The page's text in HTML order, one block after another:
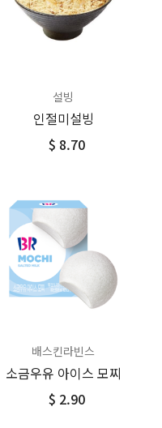
설빙
인절미설빙
$ 8.70
배스킨라빈스
소금우유 아이스 모찌
$ 2.90